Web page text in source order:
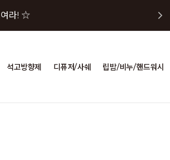
여라! ☆
석고방향제 디퓨저/사쉐 립밤/비누/핸드워시